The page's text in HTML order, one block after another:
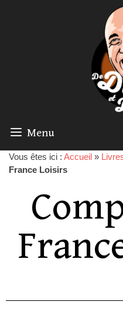
Menu
Vous êtes ici : Accueil »
France Loisirs